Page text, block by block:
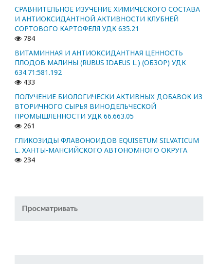
СРАВНИТЕЛЬНОЕ ИЗУЧЕНИЕ ХИМИЧЕСКОГО СОСТАВА
И АНТИОКСИДАНТНОЙ АКТИВНОСТИ КЛУБНЕЙ
СОРТОВОГО КАРТОФЕЛЯ УДК 635.21
784
ВИТАМИННАЯ И АНТИОКСИДАНТНАЯ ЦЕННОСТЬ
ПЛОДОВ МАЛИНЫ (RUBUS IDAEUS L.) (ОБЗОР) УДК
634.71:581.192
433
ПОЛУЧЕНИЕ БИОЛОГИЧЕСКИ АКТИВНЫХ ДОБАВОК ИЗ
ВТОРИЧНОГО СЫРЬЯ ВИНОДЕЛЬЧЕСКОЙ
ПРОМЫШЛЕННОСТИ УДК 66.663.05
261
ГЛИКОЗИДЫ ФЛАВОНОИДОВ EQUISETUM SILVATICUM
L. ХАНТЫ-МАНСИЙСКОГО АВТОНОМНОГО ОКРУГА
234
Просматривать